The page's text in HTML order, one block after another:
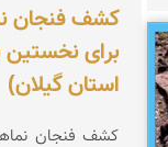
کشف فنجان
برای نخستین
استان گیلان)